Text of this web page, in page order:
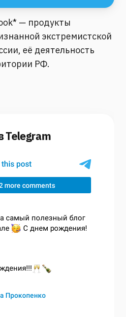
— продукты
экстремистской
её деятельность
РФ.
Telegram